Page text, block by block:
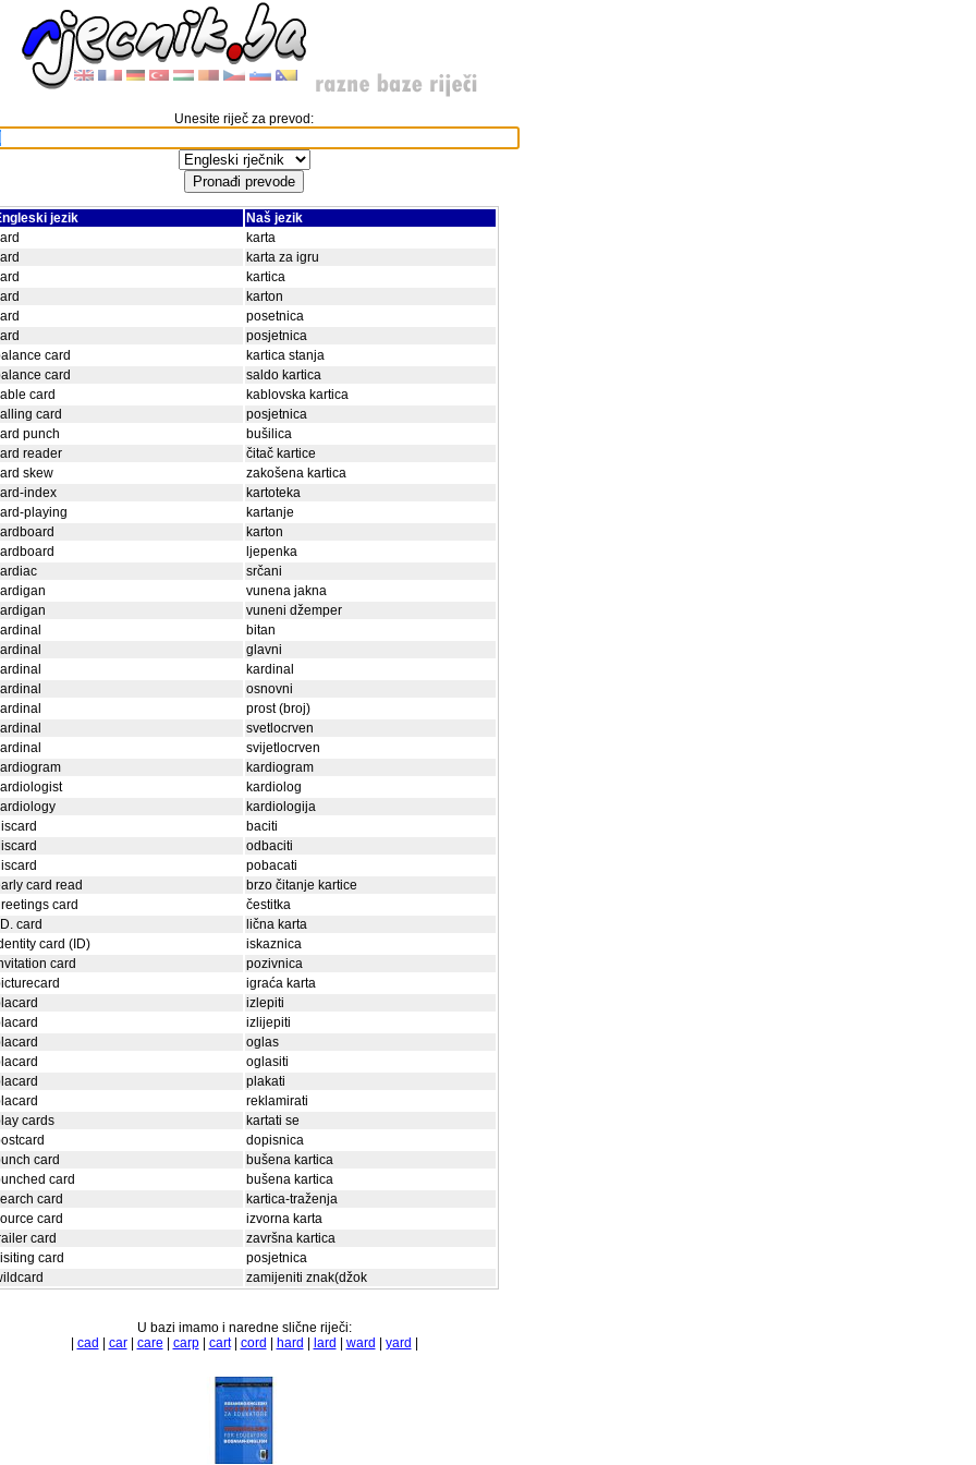
Unesite riječ za prevod:
jezik
Naš jezik
karta
karta za igru
kartica
karton
posetnica
posjetnica
card
kartica stanja
card
saldo kartica
card
kablovska kartica
card
posjetnica
punch
bušilica
reader
čitač kartice
skew
zakošena kartica
index
kartoteka
playing
kartanje
karton
ljepenka
srčani
vunena jakna
vuneni džemper
bitan
glavni
kardinal
osnovni
prost (broj)
svetlocrven
svijetlocrven
kardiogram
kardiolog
kardiologija
baciti
odbaciti
pobacati
card read
brzo čitanje kartice
card
čestitka
card
lična karta
card (ID)
iskaznica
card
pozivnica
igraća karta
izlepiti
izlijepiti
oglas
oglasiti
plakati
reklamirati
cards
kartati se
dopisnica
card
bušena kartica
card
bušena kartica
card
kartica-traženja
card
izvorna karta
card
završna kartica
card
posjetnica
zamijeniti znak(džok
U bazi imamo i naredne slične riječi:
cad car| care carp| cart| cord hard lard ward yard